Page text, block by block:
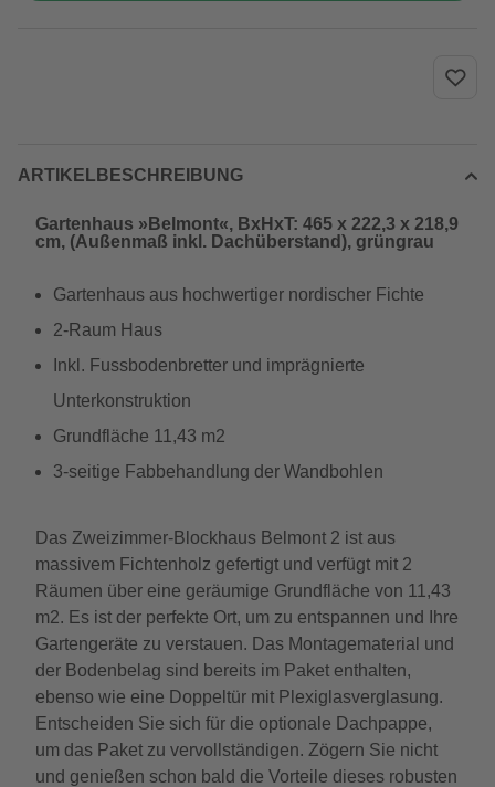
ARTIKELBESCHREIBUNG
Gartenhaus »Belmont«, BxHxT: 465 x 222,3 x 218,9
cm, (Außenmaß inkl. Dachüberstand), grüngrau
Gartenhaus aus hochwertiger nordischer Fichte
2-Raum Haus
Inkl. Fussbodenbretter und imprägnierte
Unterkonstruktion
Grundfläche 11,43 m2
3-seitige Fabbehandlung der Wandbohlen
Das Zweizimmer-Blockhaus Belmont 2 ist aus
massivem Fichtenholz gefertigt und verfügt mit 2
Räumen über eine geräumige Grundfläche von 11,43
m2. Es ist der perfekte Ort, um zu entspannen und Ihre
Gartengeräte zu verstauen. Das Montagematerial und
der Bodenbelag sind bereits im Paket enthalten,
ebenso wie eine Doppeltür mit Plexiglasverglasung.
Entscheiden Sie sich für die optionale Dachpappe,
um das Paket zu vervollständigen. Zögern Sie nicht
und genießen schon bald die Vorteile dieses robusten